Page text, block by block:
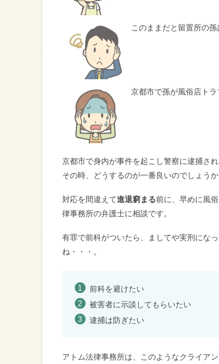
このままだと留置所の
京都市で孫が風俗店ト
京都市で身内が事件を起こし警察に逮捕さ
その時、どうするのが一番良いのでしょう
対応を間違えて進退窮まる前に、早めに風
律事務所の弁護士に相談です。
有罪で前科がついたら、ましてや実刑にな
ね・・・。
前科を避けたい
被害者に示談してもらいたい
逮捕は防ぎたい
アトム法律事務所は、このようなクライア